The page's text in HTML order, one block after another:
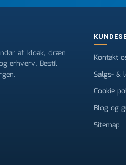
af kloak, dræn
erhverv. Bestil
Kontakt
Salgs- &
Cookie
Blog og
Sitemap